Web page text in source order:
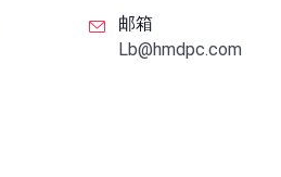
邮箱
Lb@hmdpc.com